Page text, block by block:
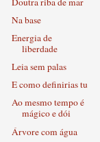
Na base
Energia de
liberdade
Leia sem palas
E como definirias tu
Ao mesmo tempo é
mágico e dói
Árvore com água